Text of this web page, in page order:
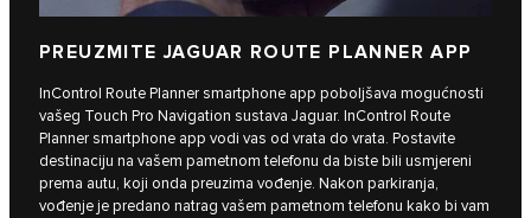
PREUZMITE JAGUAR ROUTE PLANNER APP
InControl Route Planner smartphone app poboljšava mogućnosti
vašeg Touch Pro Navigation sustava Jaguar. InControl Route
Planner smartphone app vodi vas od vrata do vrata. Postavite
destinaciju na vašem pametnom telefonu da biste bili usmjereni
prema autu, koji onda preuzima vođenje. Nakon parkiranja,
vođenje je predano natrag vašem pametnom telefonu kako bi vam